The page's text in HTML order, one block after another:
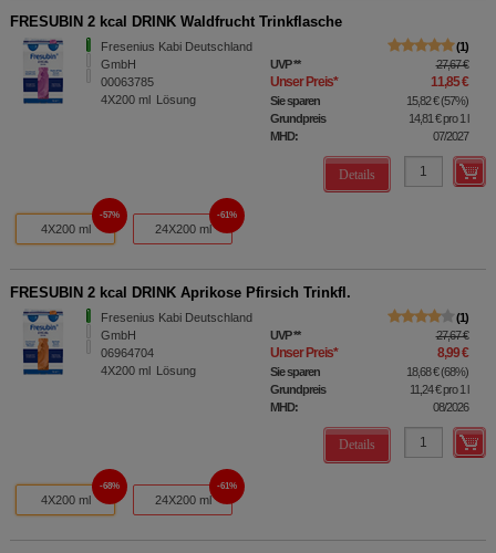
FRESUBIN 2 kcal DRINK Waldfrucht Trinkflasche
Fresenius Kabi Deutschland
GmbH
00063785
4X200 ml Lösung
1
UVP** 27,67 €
Unser Preis* 11,85 €
Sie sparen 15,82 €(57%)
Grundpreis
14,81 €pro 1 l
MHD:
07/2027
Details
4X200 ml
57%
24X200 ml
61%
FRESUBIN 2 kcal DRINK Aprikose Pfirsich Trinkfl.
Fresenius Kabi Deutschland
GmbH
06964704
4X200 ml Lösung
1
UVP** 27,67 €
Unser Preis* 8,99 €
Sie sparen 18,68 €(68%)
Grundpreis
11,24 €pro 1 l
MHD:
08/2026
Details
4X200 ml
68%
24X200 ml
61%